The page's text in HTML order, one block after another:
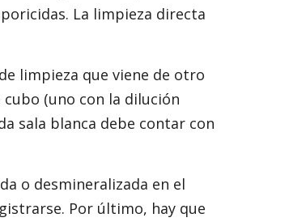
La limpieza directa
limpieza que viene de otro
(uno con la dilución
sala blanca debe contar con
o desmineralizada en el
Por último, hay que